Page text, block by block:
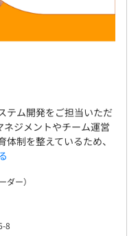
による評価を実施しま
的に評価者となる者と
なたの取り組みをしっ
方法を変えています。
として高く持ち、いか
工夫や意識）において
テム開発をご担当いただ
ジメントやチーム運営
制を整えているため、
ダー）
8